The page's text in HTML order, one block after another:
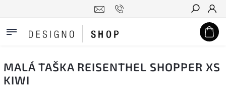
Hledat
MALÁ TAŠKA REISENTHEL SHOPPER XS
KIWI